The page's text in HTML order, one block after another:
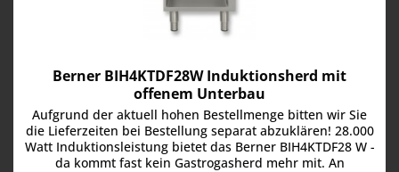
Berner BIH4KTDF28W Induktionsherd mit
offenem Unterbau
Aufgrund der aktuell hohen Bestellmenge bitten wir Sie
die Lieferzeiten bei Bestellung separat abzuklären! 28.000
Watt Induktionsleistung bietet das Berner BIH4KTDF28 W -
da kommt fast kein Gastrogasherd mehr mit. An